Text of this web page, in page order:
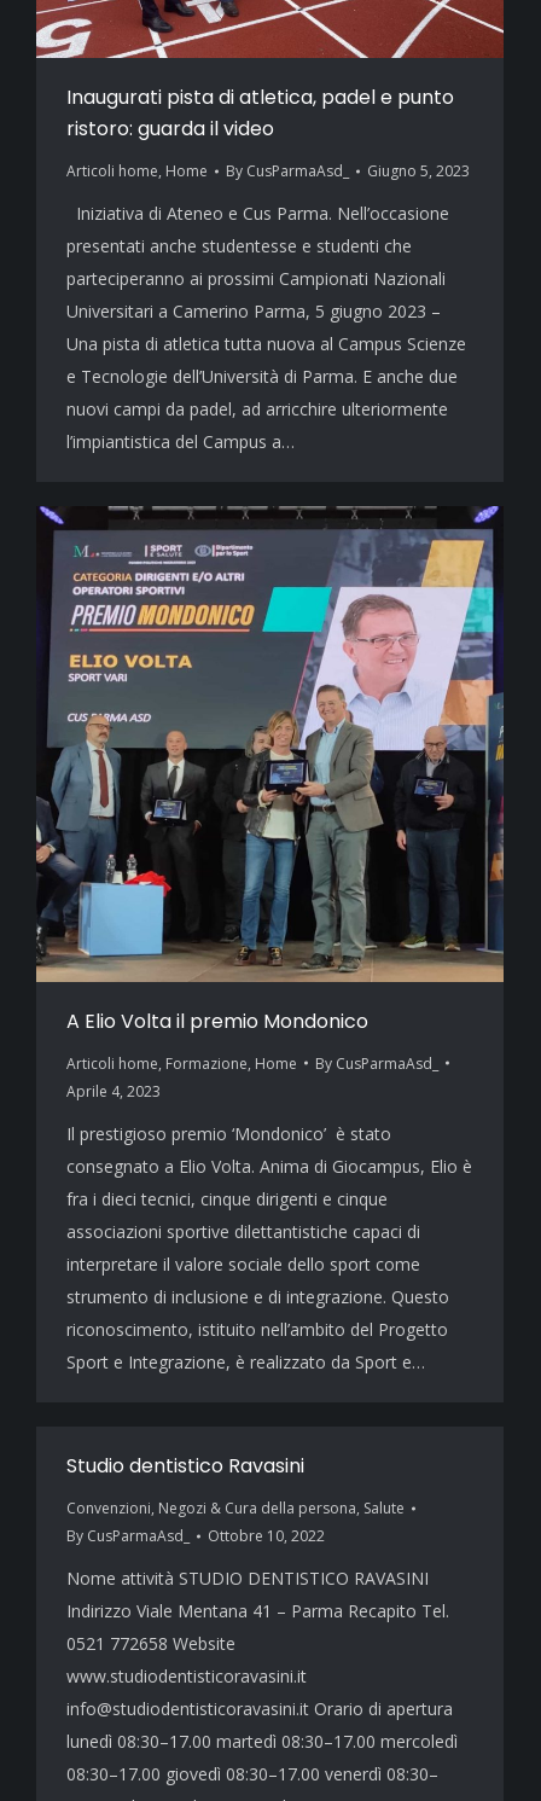
Inaugurati pista di atletica, padel e punto
ristoro: guarda il video
Articoli home, Home By CusParmaAsd_ Giugno 5, 2023
Iniziativa di Ateneo e Cus Parma. Nell’occasione
presentati anche studentesse e studenti che
parteciperanno ai prossimi Campionati Nazionali
Universitari a Camerino Parma, 5 giugno 2023 –
Una pista di atletica tutta nuova al Campus Scienze
e Tecnologie dell’Università di Parma. E anche due
nuovi campi da padel, ad arricchire ulteriormente
l’impiantistica del Campus a…
A Elio Volta il premio Mondonico
Articoli home, Formazione, Home By CusParmaAsd_
Aprile 4, 2023
Il prestigioso premio ‘Mondonico’ è stato
consegnato a Elio Volta. Anima di Giocampus, Elio è
fra i dieci tecnici, cinque dirigenti e cinque
associazioni sportive dilettantistiche capaci di
interpretare il valore sociale dello sport come
strumento di inclusione e di integrazione. Questo
riconoscimento, istituito nell’ambito del Progetto
Sport e Integrazione, è realizzato da Sport e…
Studio dentistico Ravasini
Convenzioni, Negozi & Cura della persona, Salute
By CusParmaAsd_ Ottobre 10, 2022
Nome attività STUDIO DENTISTICO RAVASINI
Indirizzo Viale Mentana 41 – Parma Recapito Tel.
0521 772658 Website
www.studiodentisticoravasini.it
info@studiodentisticoravasini.it Orario di apertura
lunedì 08:30–17.00 martedì 08:30–17.00 mercoledì
08:30–17.00 giovedì 08:30–17.00 venerdì 08:30–